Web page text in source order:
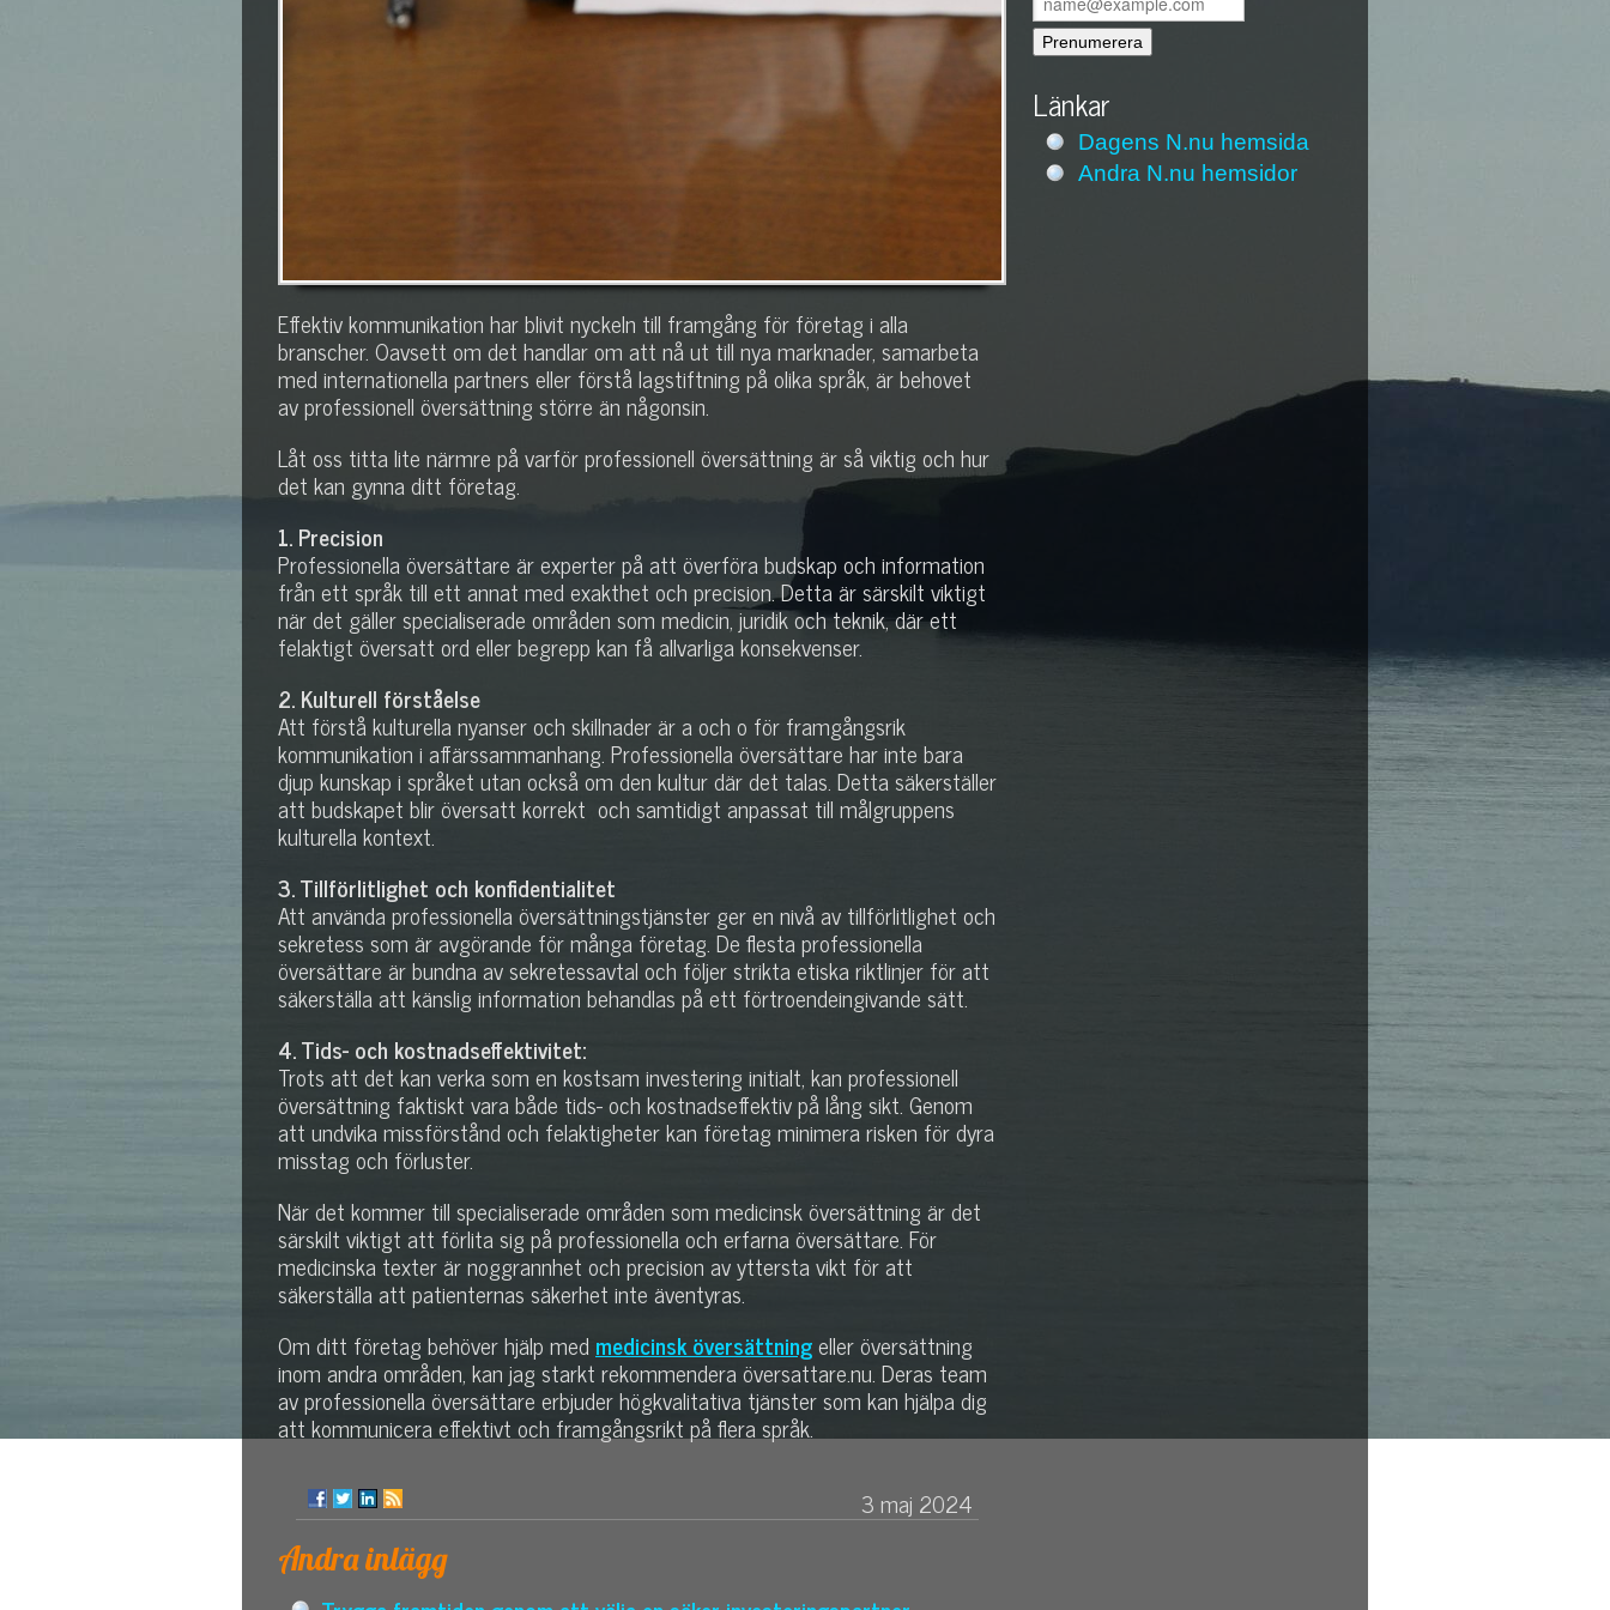
Effektiv kommunikation har blivit nyckeln till framgång för företag i alla
branscher. Oavsett om det handlar om att nå ut till nya marknader, samarbeta
med internationella partners eller förstå lagstiftning på olika språk, är behovet
av professionell översättning större än någonsin.
Låt oss titta lite närmre på varför professionell översättning är så viktig och hur
det kan gynna ditt företag.
1. Precision
Professionella översättare är experter på att överföra budskap och information
från ett språk till ett annat med exakthet och precision. Detta är särskilt viktigt
när det gäller specialiserade områden som medicin, juridik och teknik, där ett
felaktigt översatt ord eller begrepp kan få allvarliga konsekvenser.
2. Kulturell förståelse
Att förstå kulturella nyanser och skillnader är a och o för framgångsrik
kommunikation i affärssammanhang. Professionella översättare har inte bara
djup kunskap i språket utan också om den kultur där det talas. Detta säkerställer
att budskapet blir översatt korrekt och samtidigt anpassat till målgruppens
kulturella kontext.
3. Tillförlitlighet och konfidentialitet
Att använda professionella översättningstjänster ger en nivå av tillförlitlighet och
sekretess som är avgörande för många företag. De flesta professionella
översättare är bundna av sekretessavtal och följer strikta etiska riktlinjer för att
säkerställa att känslig information behandlas på ett förtroendeingivande sätt.
4. Tids- och kostnadseffektivitet:
Trots att det kan verka som en kostsam investering initialt, kan professionell
översättning faktiskt vara både tids- och kostnadseffektiv på lång sikt. Genom
att undvika missförstånd och felaktigheter kan företag minimera risken för dyra
misstag och förluster.
När det kommer till specialiserade områden som medicinsk översättning är det
särskilt viktigt att förlita sig på professionella och erfarna översättare. För
medicinska texter är noggrannhet och precision av yttersta vikt för att
säkerställa att patienternas säkerhet inte äventyras.
Om ditt företag behöver hjälp med medicinsk översättningeller översättning
inom andra områden, kan jag starkt rekommendera översattare.nu. Deras team
av professionella översättare erbjuder högkvalitativa tjänster som kan hjälpa dig
att kommunicera effektivt och framgångsrikt på flera språk.
3 maj 2024
Andra inlägg
Länkar
Dagens N.nu hemsida
Andra N.nu hemsidor